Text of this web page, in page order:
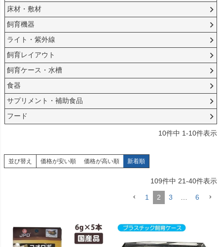
床材・敷材
飼育機器
ライト・紫外線
飼育レイアウト
飼育ケース・水槽
食器
サプリメント・補助食品
フード
10件中 1-10件表示
並び替え 価格が安い順 価格が高い順 新着順
109件中 21-40件表示
1 2 3 6